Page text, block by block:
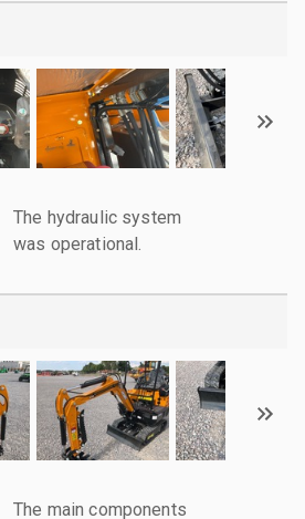
The hydraulic system
was operational.
The main components